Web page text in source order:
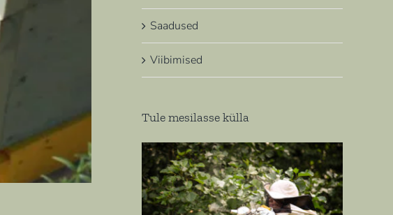
Saadused
Viibimised
Tule mesilasse külla